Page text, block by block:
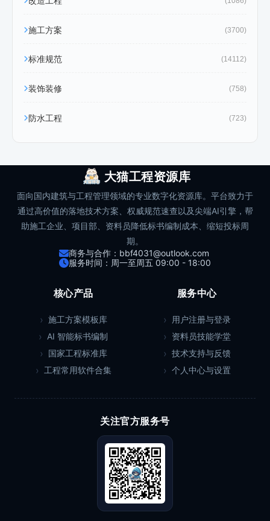
施工方案 (3700)
标准规范 (14112)
装饰装修 (758)
防水工程 (723)
大猫工程资源库
面向国内建筑与工程管理领域的专业数字化资源库。平台致力于
通过高价值的落地技术方案、权威规范速查以及尖端AI引擎，帮
助施工企业、项目部、资料员降低标书编制成本、缩短投标周
期。
商务与合作：bbf4031@outlook.com
服务时间：周一至周五 09:00 - 18:00
核心产品
施工方案模板库
AI 智能标书编制
国家工程标准库
工程常用软件合集
服务中心
用户注册与登录
资料员技能学堂
技术支持与反馈
个人中心与设置
关注官方服务号